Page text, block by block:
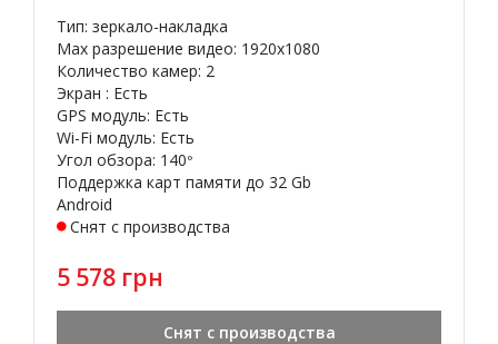
Тип: зеркало-накладка
Max разрешение видео: 1920x1080
Количество камер: 2
Экран : Есть
GPS модуль: Есть
Wi-Fi модуль: Есть
Угол обзора: 140°
Поддержка карт памяти до 32 Gb
Android
Снят с производства
5 578 грн
Снят с производства